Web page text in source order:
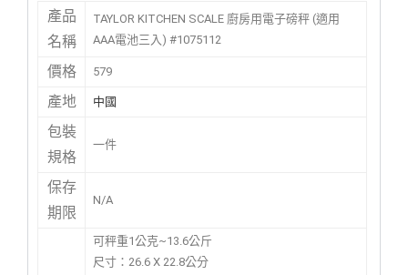
產品
名稱
TAYLOR KITCHEN SCALE 廚房用電子磅秤 (適用
AAA電池三入) #1075112
價格 579
產地 中國
包裝
規格
一件
保存
期限
N/A
可秤重1公克~13.6公斤
尺寸：26.6 X 22.8公分